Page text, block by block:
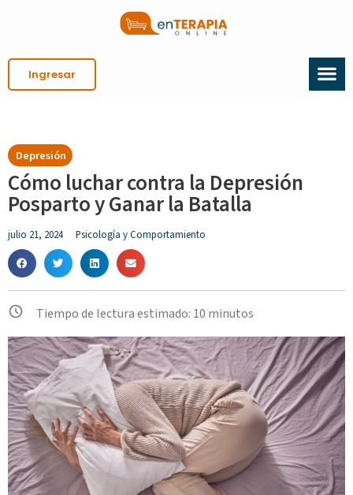
Ingresar
Depresión
Cómo luchar contra la Depresión
Posparto y Ganar la Batalla
julio 21, 2024 Psicología y Comportamiento
Tiempo de lectura estimado: 10 minutos